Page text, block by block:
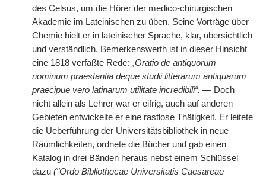
des Celsus, um die Hörer der medico-chirurgischen
Akademie im Lateinischen zu üben. Seine Vorträge über
Chemie hielt er in lateinischer Sprache, klar, übersichtlich
und verständlich. Bemerkenswerth ist in dieser Hinsicht
eine 1818 verfaßte Rede: „Oratio de antiquorum
nominum praestantia deque studii litterarum antiquarum
praecipue vero latinarum utilitate incredibili“. — Doch
nicht allein als Lehrer war er eifrig, auch auf anderen
Gebieten entwickelte er eine rastlose Thätigkeit. Er leitete
die Ueberführung der Universitätsbibliothek in neue
Räumlichkeiten, ordnete die Bücher und gab einen
Katalog in drei Bänden heraus nebst einem Schlüssel
dazu ("Ordo Bibliothecae Universitatis Caesareae